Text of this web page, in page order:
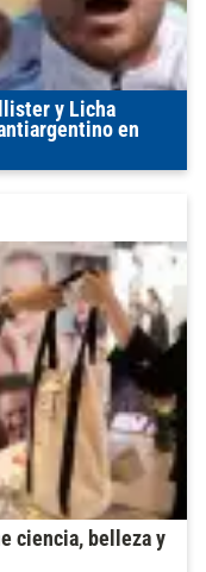
y Licha
en
ciencia, belleza y